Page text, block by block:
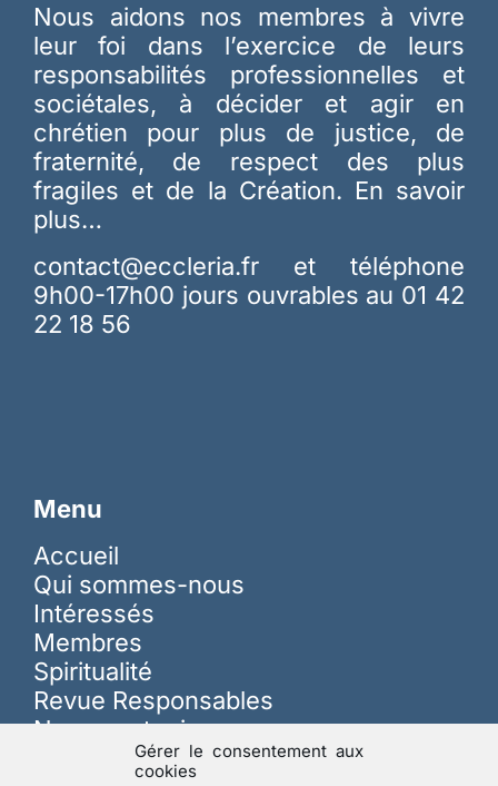
Gérer le consentement aux
cookies
Nous aidons nos membres à vivre
leur foi dans l’exercice de leurs
responsabilités professionnelles et
sociétales, à décider et agir en
chrétien pour plus de justice, de
fraternité, de respect des plus
fragiles et de la Création. En savoir
plus…
contact@eccleria.fr et téléphone
9h00-17h00 jours ouvrables au 01 42
22 18 56
Menu
Accueil
Qui sommes-nous
Intéressés
Membres
Spiritualité
Revue Responsables
Nous soutenir